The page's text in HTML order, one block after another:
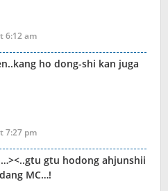
6:12 am
ho dong-shi kan juga
7:27 pm
gtu hodong ahjunshii
MC…!